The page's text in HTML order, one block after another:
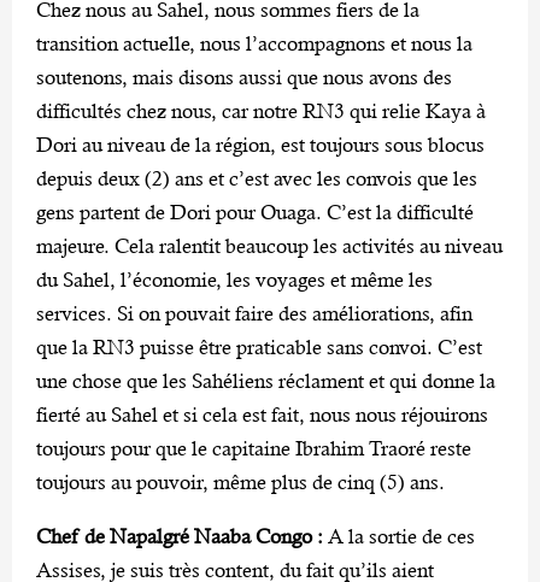
Chez nous au Sahel, nous sommes fiers de la
transition actuelle, nous l’accompagnons et nous la
soutenons, mais disons aussi que nous avons des
difficultés chez nous, car notre RN3 qui relie Kaya à
Dori au niveau de la région, est toujours sous blocus
depuis deux (2) ans et c’est avec les convois que les
gens partent de Dori pour Ouaga. C’est la difficulté
majeure. Cela ralentit beaucoup les activités au niveau
du Sahel, l’économie, les voyages et même les
services. Si on pouvait faire des améliorations, afin
que la RN3 puisse être praticable sans convoi. C’est
une chose que les Sahéliens réclament et qui donne la
fierté au Sahel et si cela est fait, nous nous réjouirons
toujours pour que le capitaine Ibrahim Traoré reste
toujours au pouvoir, même plus de cinq (5) ans.
Chef de Napalgré Naaba Congo : A la sortie de ces
Assises, je suis très content, du fait qu’ils aient